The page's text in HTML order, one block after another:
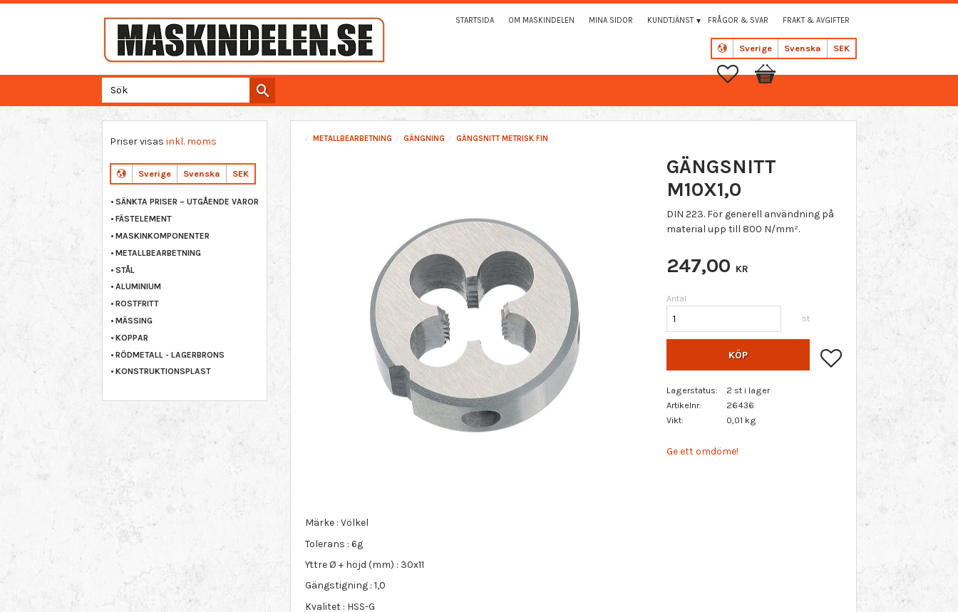
Sverige Svenska SEK
STARTSIDA OM MASKINDELEN MINA SIDOR KUNDTJÄNST FRÅGOR & SVAR FRAKT & AVGIFTER
Favoriter
Kundvagn
METALLBEARBETNING GÄNGNING GÄNGSNITT METRISK FIN
GÄNGSNITT
M10X1,0
DIN 223. För generell användning på
material upp till 800 N/mm².
247,00 KR
Antal
st
KÖP Lägg till i favoriter
Lagerstatus
2 st i lager
Artikelnr
26436
Vikt
0,01 kg
Ge ett omdöme!
Märke : Völkel
Tolerans : 6g
Yttre Ø + höjd (mm) : 30x11
Gängstigning : 1,0
Kvalitet : HSS-G
Priser visas inkl. moms
Sverige Svenska SEK
SÄNKTA PRISER – UTGÅENDE VAROR
FÄSTELEMENT
MASKINKOMPONENTER
METALLBEARBETNING
STÅL
ALUMINIUM
ROSTFRITT
MÄSSING
KOPPAR
RÖDMETALL - LAGERBRONS
KONSTRUKTIONSPLAST